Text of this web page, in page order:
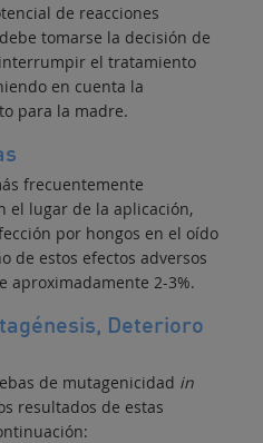
de reacciones
tomarse la decisión de
el tratamiento
en cuenta la
para la madre.
frecuentemente
el lugar de la aplicación,
por hongos en el oído
de estos efectos adversos
aproximadamente 2-3%.
Deterioro
de mutagenicidad in
resultados de estas